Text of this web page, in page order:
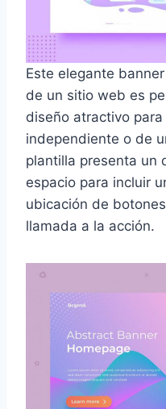
Este elegante
de un sitio web es
diseño atractivo
independiente o de
plantilla presenta un
espacio para incluir
ubicación de
llamada a la acción.